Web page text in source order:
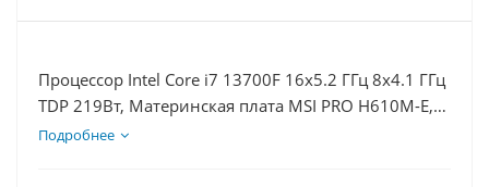
Процессор Intel Core i7 13700F 16x5.2 ГГц 8x4.1 ГГц
TDP 219Вт, Материнская плата MSI PRO H610M-E,
Видеокарта RTX 4080S 16Гб, Память DDR4 32Gb,
Подробнее